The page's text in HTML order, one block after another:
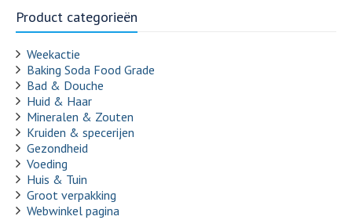
Product categorieën
Weekactie
Baking Soda Food Grade
Bad & Douche
Huid & Haar
Mineralen & Zouten
Kruiden & specerijen
Gezondheid
Voeding
Huis & Tuin
Groot verpakking
Webwinkel pagina